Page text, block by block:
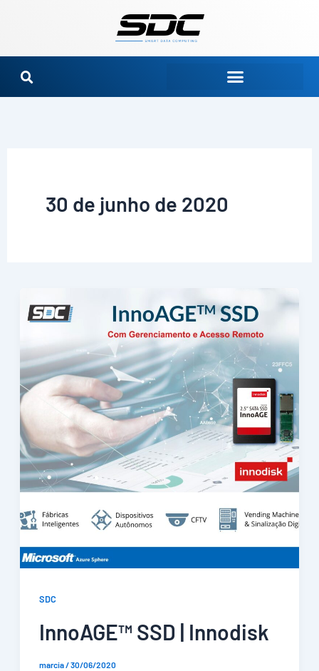
conteúdo
30 de junho de 2020
SDC
InnoAGE™ SSD | Innodisk
marcia/30/06/2020